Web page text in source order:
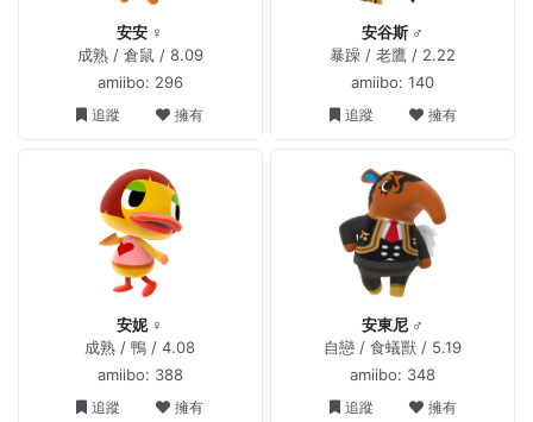
安安 ♀
成熟 / 倉鼠 / 8.09
amiibo: 296
追蹤 擁有
安谷斯 ♂
暴躁 / 老鷹 / 2.22
amiibo: 140
追蹤 擁有
安妮 ♀
成熟 / 鴨 / 4.08
amiibo: 388
追蹤 擁有
安東尼 ♂
自戀 / 食蟻獸 / 5.19
amiibo: 348
追蹤 擁有